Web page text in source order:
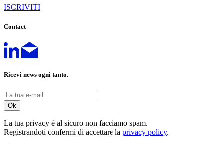
ISCRIVITI
Contact
Ricevi news ogni tanto.
La tua privacy è al sicuro non facciamo spam.
Registrandoti confermi di accettare la privacy policy.